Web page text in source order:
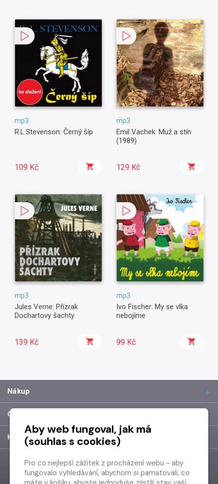
mp3
R.L.Stevenson: Černý šíp
109 Kč
mp3
Emil Vachek: Muž a stín
(1989)
129 Kč
mp3
Jules Verne: Přízrak
Dochartovy šachty
139 Kč
mp3
Ivo Fischer: My se vlka
nebojíme
99 Kč
Nákup
O společnosti
Kontakt
Aby web fungoval, jak má
(souhlas s cookies)
Pro co nejlepší zážitek z procházení webu - aby
fungovalo vyhledávání, abychom si pamatovali, co